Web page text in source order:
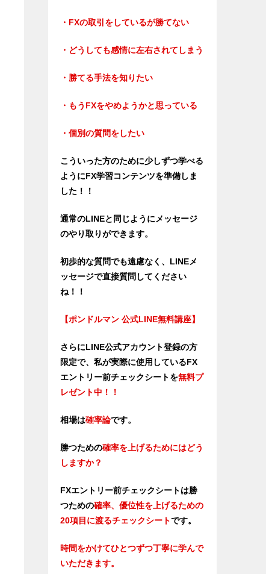
・FXの取引をしているが勝てない
・どうしても感情に左右されてしまう
・勝てる手法を知りたい
・もうFXをやめようかと思っている
・個別の質問をしたい
こういった方のために少しずつ学べる
ようにFX学習コンテンツを準備しま
した！！
通常のLINEと同じようにメッセージ
のやり取りができます。
初歩的な質問でも遠慮なく、LINEメ
ッセージで直接質問してください
ね！！
【ポンドルマン 公式LINE無料講座】
さらにLINE公式アカウント登録の方
限定で、私が実際に使用しているFX
エントリー前チェックシートを無料プ
レゼント中！！
相場は確率論です。
勝つための確率を上げるためにはどう
しますか？
FXエントリー前チェックシートは勝
つための確率、優位性を上げるための
20項目に渡るチェックシートです。
時間をかけてひとつずつ丁寧に学んで
いただきます。